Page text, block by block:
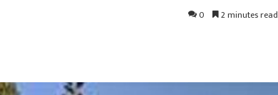
0 2 minutes read